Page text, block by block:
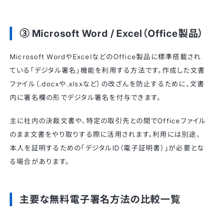
③ Microsoft Word / Excel（Office製品）
Microsoft WordやExcelなどのOffice製品に標準搭載され
ている「デジタル署名」機能を利用する方法です。作成した文書
ファイル（.docxや.xlsxなど）の改ざんを防止するために、文書
内に署名欄の形でデジタル署名を付与できます。
主に社内の決裁文書や、特定の取引先との間でOfficeファイル
のまま文書をやり取りする際に活用されます。利用には別途、
本人を証明するための「デジタルID（電子証明書）」が必要とな
る場合があります。
主要な無料電子署名方法の比較一覧